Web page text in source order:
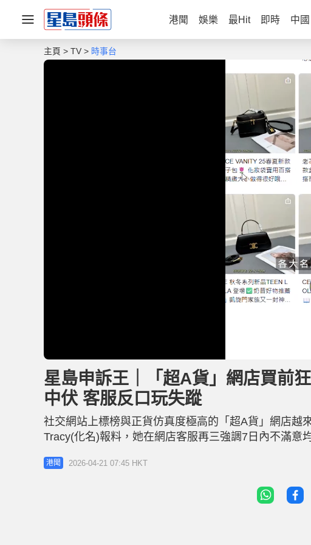
港聞 娛樂 最Hit 即時 中國
主頁 TV 時事台
n
u
t
e
o
d
e
d
:
1
3
.
4
%
星島申訴王｜「超A貨」網店買前
中伏 客服反口玩失蹤
社交網站上標榜與正貨仿真度極高的「超A貨」網店越
Tracy(化名)報料，她在網店客服再三強調7日內不滿意
的DIOR手袋，惟收貨後發現手工粗糙、皮質如塑膠，
切勿上當。 Tracy表示，自己早前在Facebook見到一款
港聞 2026-04-21 07:45 HKT